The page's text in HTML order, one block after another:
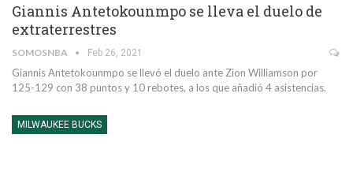
Giannis Antetokounmpo se lleva el duelo de
extraterrestres
SOMOSNBA Feb 26, 2021
Giannis Antetokounmpo se llevó el duelo ante Zion Williamson por
125-129 con 38 puntos y 10 rebotes, a los que añadió 4 asistencias.
MILWAUKEE BUCKS